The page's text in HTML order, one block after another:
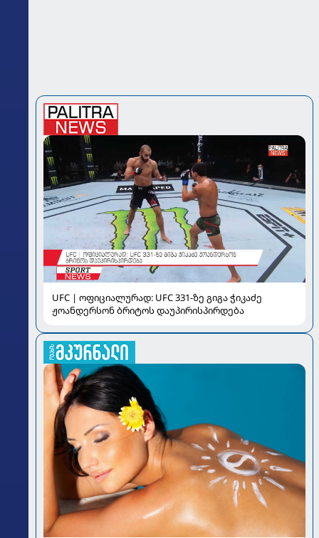
UFC | ოფიციალურად: UFC 331-ზე გიგა ჭიკაძე
ჟოანდერსონ ბრიტოს დაუპირისპირდება